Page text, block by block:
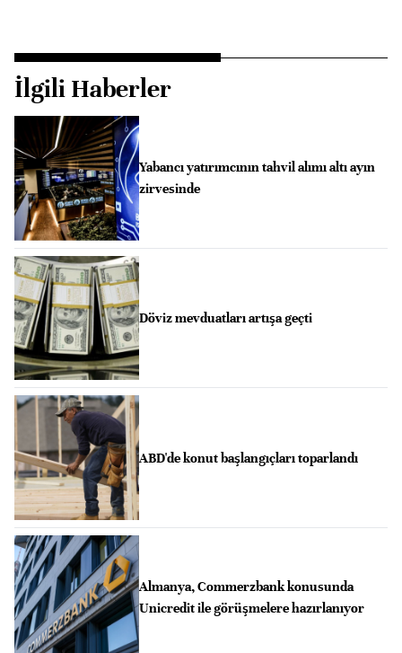
İlgili Haberler
Yabancı yatırımcının tahvil alımı altı ayın
zirvesinde
Döviz mevduatları artışa geçti
ABD'de konut başlangıçları toparlandı
Almanya, Commerzbank konusunda
Unicredit ile görüşmelere hazırlanıyor